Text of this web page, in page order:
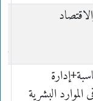
البشرية